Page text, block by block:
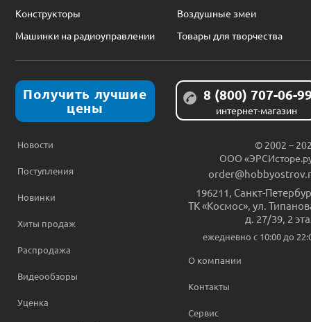
Конструкторы
Воздушные змеи
Машинки на радиоуправлении
Товары для творчества
Получить лучшие
цены
8 (800) 707-06-
интернет-магазин
Новости
Поступления
Новинки
Хиты продаж
Распродажа
Видеообзоры
Уценка
© 2002 –
ООО
196211, Санкт-
ТК «Космос», ул.
д. 27/39, 2
ежедневно c 10:00 до
О компании
Контакты
Сервис